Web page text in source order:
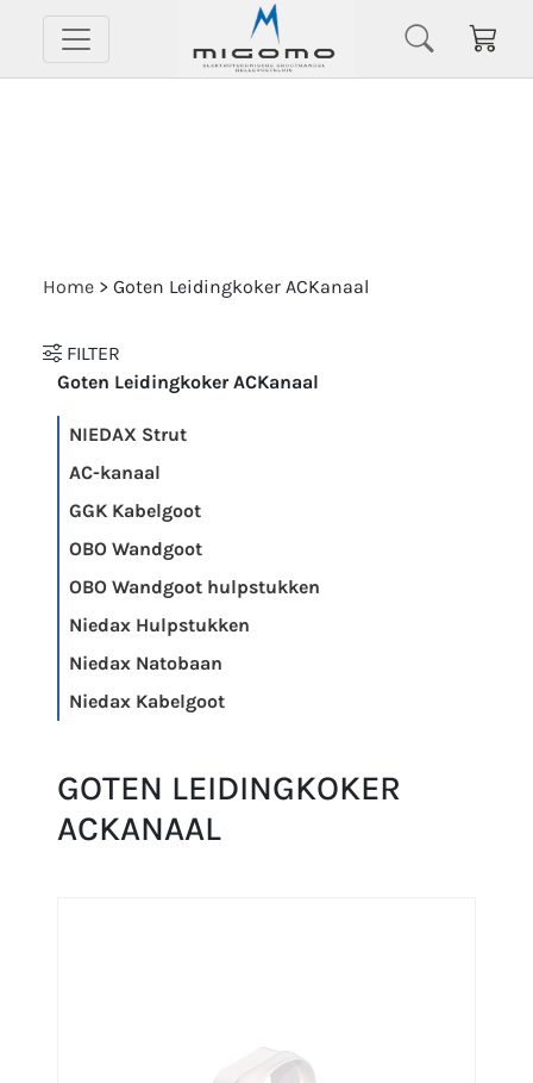
Home > Goten Leidingkoker ACKanaal
FILTER
Goten Leidingkoker ACKanaal
NIEDAX Strut
AC-kanaal
GGK Kabelgoot
OBO Wandgoot
OBO Wandgoot hulpstukken
Niedax Hulpstukken
Niedax Natobaan
Niedax Kabelgoot
GOTEN LEIDINGKOKER
ACKANAAL